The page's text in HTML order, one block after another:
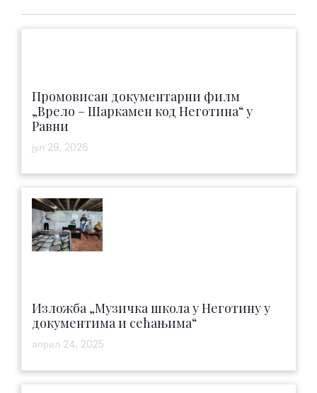
Промовисан документарни филм
„Врело – Шаркамен код Неготина“ у
Равни
јул 29, 2026
Изложба „Музичка школа у Неготину у
документима и сећањима“
април 24, 2025